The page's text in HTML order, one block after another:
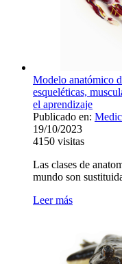
Modelo anatómico
esqueléticas,
el aprendizaje
Publicado en:
19/10/2023
4150 visitas
Las clases de
mundo son
Leer más